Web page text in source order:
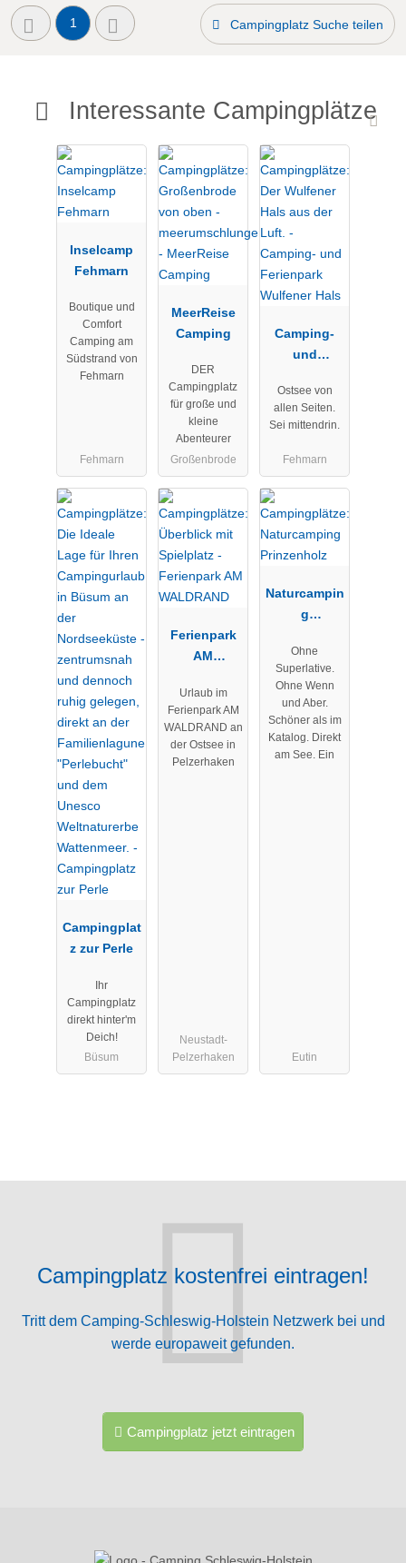
1 Campingplatz Suche teilen
Interessante Campingplätze
Inselcamp
Fehmarn
Boutique und
Comfort
Camping am
Südstrand von
Fehmarn
Fehmarn
MeerReise
Camping
DER
Campingplatz
für große und
kleine
Abenteurer
Großenbrode
Camping-
und
Wulfener
Ostsee von
allen Seiten.
Sei mittendrin.
Fehmarn
Campingplat
z zur Perle
Ihr
Campingplatz
direkt hinter'm
Deich!
Büsum
Ferienpark
AM
Urlaub im
Ferienpark AM
WALDRAND an
der Ostsee in
Pelzerhaken
Neustadt-
Pelzerhaken
Naturcampin
g
Ohne
Superlative.
Ohne Wenn
und Aber.
Schöner als im
Katalog. Direkt
am See. Ein
Eutin
Campingplatz kostenfrei eintragen!
Tritt dem Camping-Schleswig-Holstein Netzwerk bei und
werde europaweit gefunden.
Campingplatz jetzt eintragen